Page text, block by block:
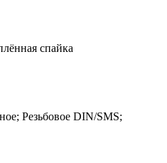
спайка
Резьбовое DIN/SMS;